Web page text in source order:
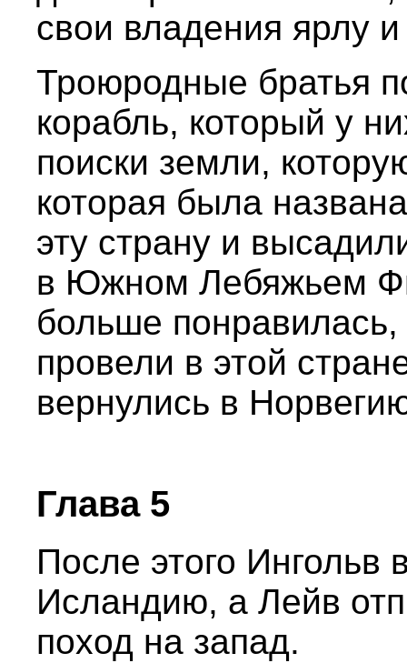
свои владения ярлу и
Троюродные братья
корабль, который у
поиски земли,
которая была
эту страну и
в Южном Лебяжьем
больше
провели в этой
вернулись в
Глава 5
После этого Ингольв
Исландию, а Лейв
поход на запад.